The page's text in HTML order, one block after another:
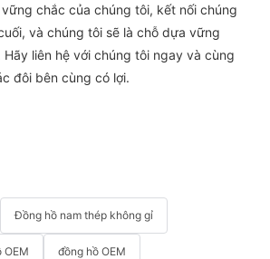
chắc của chúng tôi, kết nối chúng
và chúng tôi sẽ là chỗ dựa vững
liên hệ với chúng tôi ngay và cùng
đôi bên cùng có lợi.
Đồng hồ nam thép không gỉ
OEM đồng hồ OEM